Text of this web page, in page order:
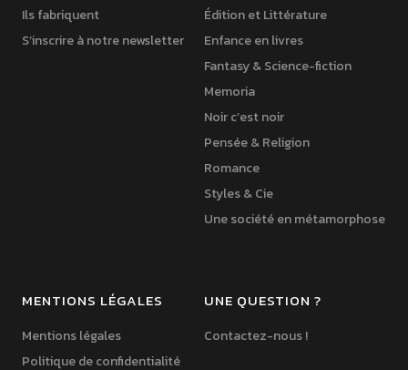
Ils fabriquent
S’inscrire à notre newsletter
Édition et Littérature
Enfance en livres
Fantasy & Science-fiction
Memoria
Noir c’est noir
Pensée & Religion
Romance
Styles & Cie
Une société en métamorphose
MENTIONS LÉGALES
Mentions légales
Politique de confidentialité
UNE QUESTION ?
Contactez-nous !